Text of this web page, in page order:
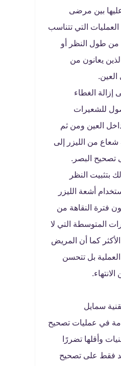
بين مرضى
التي تتناسب
من طول النظر أو
يعانون من
العين.
إزالة الغطاء
للشعيرات
العين ومن ثم
شعاع من الليزر إلى
تصحيح البصر.
بتثبيت النظر
أشعة الليزر
فترة النقاهة من
المتوسطة التي لا
كما أن المريض
العملية بل تتحسن
سمايل
في عمليات تصحيح
وأقلها تضررًا
فقط على تصحيح